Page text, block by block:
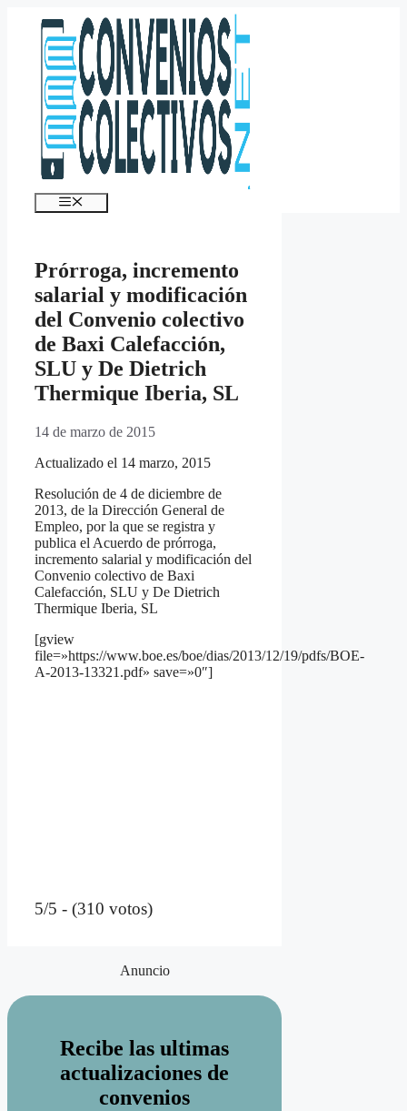
contenido
Menú
Prórroga, incremento
salarial y modificación
del Convenio colectivo
de Baxi Calefacción,
SLU y De Dietrich
Thermique Iberia, SL
14 de marzo de 2015
Actualizado el 14 marzo, 2015
Resolución de 4 de diciembre de
2013, de la Dirección General de
Empleo, por la que se registra y
publica el Acuerdo de prórroga,
incremento salarial y modificación del
Convenio colectivo de Baxi
Calefacción, SLU y De Dietrich
Thermique Iberia, SL
[gview
file=»https://www.boe.es/boe/dias/2013/12/19/pdfs/BOE-
A-2013-13321.pdf» save=»0″]
5/5 - (310 votos)
Anuncio
Recibe las ultimas
actualizaciones de
convenios